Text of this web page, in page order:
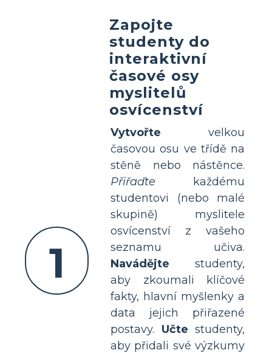
1
Zapojte
studenty do
interaktivní
časové osy
myslitelů
osvícenství
Vytvořte velkou
časovou osu ve třídě na
stěně nebo nástěnce.
Přiřaďte každému
studentovi (nebo malé
skupině) myslitele
osvícenství z vašeho
seznamu učiva.
Navádějte studenty,
aby zkoumali klíčové
fakty, hlavní myšlenky a
data jejich přiřazené
postavy. Učte studenty,
aby přidali své výzkumy